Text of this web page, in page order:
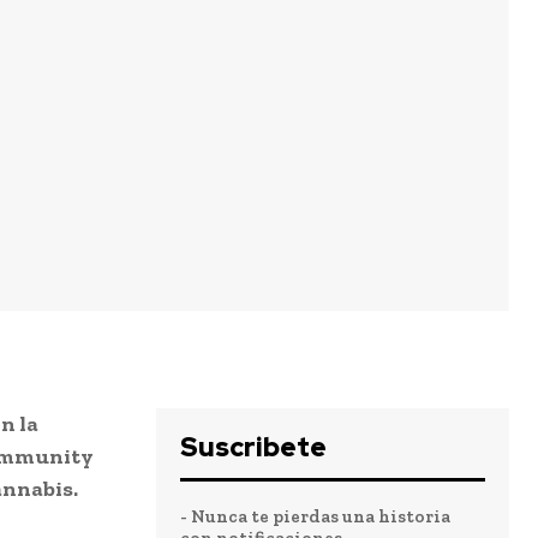
la
Suscribete
- Nunca te pierdas una historia